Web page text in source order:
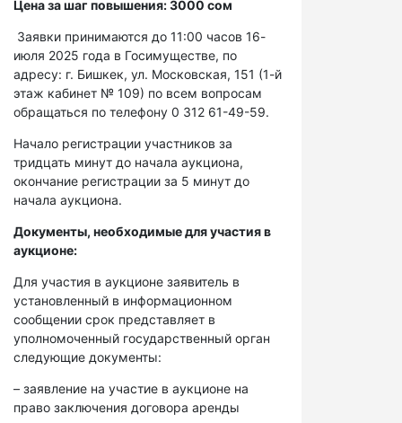
Цена за шаг повышения: 3000 сом
Заявки принимаются до 11:00 часов 16-
июля 2025 года в Госимуществе, по
адресу: г. Бишкек, ул. Московская, 151 (1-й
этаж кабинет № 109) по всем вопросам
обращаться по телефону 0 312 61-49-59.
Начало регистрации участников за
тридцать минут до начала аукциона,
окончание регистрации за 5 минут до
начала аукциона.
Документы, необходимые для участия в
аукционе:
Для участия в аукционе заявитель в
установленный в информационном
сообщении срок представляет в
уполномоченный государственный орган
следующие документы:
– заявление на участие в аукционе на
право заключения договора аренды